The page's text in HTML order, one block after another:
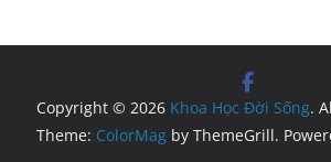
Copyright © 2026 Khoa Học Đời Sống.
Theme: ColorMag by ThemeGrill.